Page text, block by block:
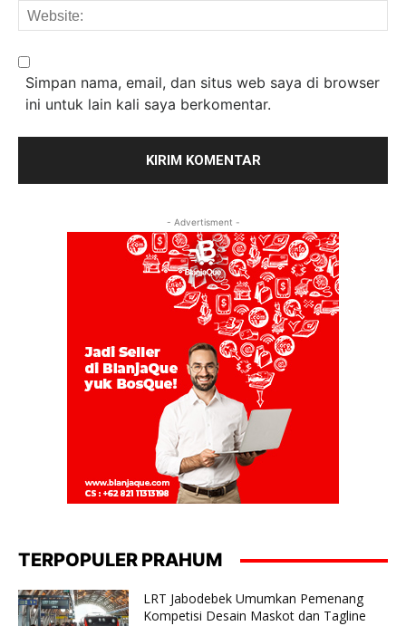
Simpan nama, email, dan situs web saya di browser
ini untuk lain kali saya berkomentar.
- Advertisment -
TERPOPULER PRAHUM
LRT Jabodebek Umumkan Pemenang
Kompetisi Desain Maskot dan Tagline